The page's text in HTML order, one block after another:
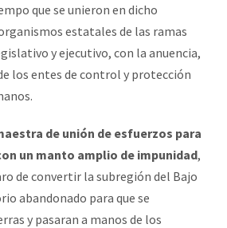
que se unieron en dicho
estatales de las ramas
y ejecutivo, con la anuencia,
los entes de control y protección
de unión de esfuerzos para
un manto amplio de impunidad,
de convertir la subregión del Bajo
abandonado para que se
y pasaran a manos de los